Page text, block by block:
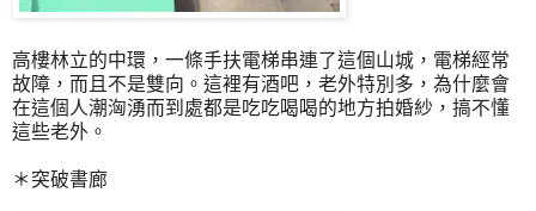
高樓林立的中環，一條手扶電梯串連了這個山城，電梯經常
故障，而且不是雙向。這裡有酒吧，老外特別多，為什麼會
在這個人潮洶湧而到處都是吃吃喝喝的地方拍婚紗，搞不懂
這些老外。
＊突破書廊